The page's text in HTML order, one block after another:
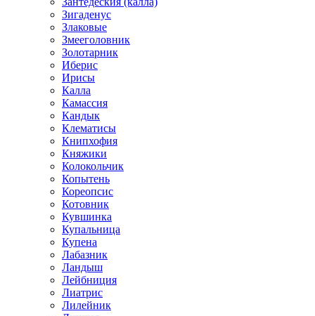
Зигаденус
Злаковые
Змееголовник
Золотарник
Иберис
Ирисы
Калла
Камассия
Кандык
Клематисы
Книпхофия
Княжики
Колокольчик
Копытень
Кореопсис
Котовник
Кувшинка
Купальница
Купена
Лабазник
Ландыш
Лейбниция
Лиатрис
Лилейник